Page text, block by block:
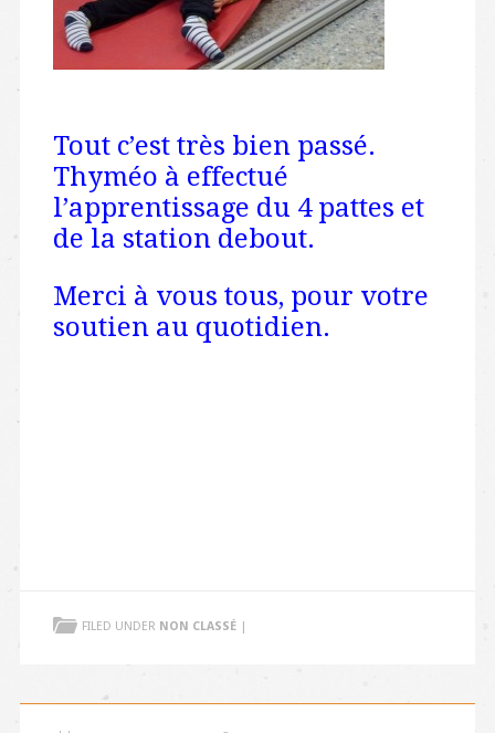
Tout c’est très bien passé.
Thyméo à effectué
l’apprentissage du 4 pattes et
de la station debout.
Merci à vous tous, pour votre
soutien au quotidien.
FILED UNDER NON CLASSÉ |